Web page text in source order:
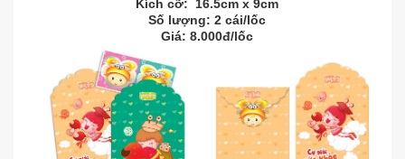
Kích cỡ: 16.5cm x 9cm
Số lượng: 2 cái/lốc
Giá: 8.000đ/lốc